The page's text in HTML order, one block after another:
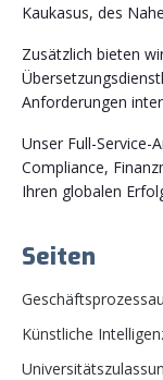
Kaukasus, des
Zusätzlich bieten
Anforderungen
Unser Full-Service-
Compliance,
Ihren globalen
Seiten
Künstliche